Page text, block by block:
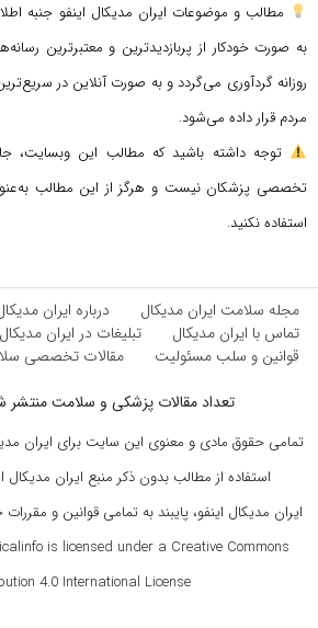
مطالب و موضوعات ایران مدیکال اینفو جنبه
به صورت خودکار از پربازدیدترین و معتبرترین
روزانه گردآوری می‌گردد و به صورت آنلاین در
مردم قرار داده می‌شود.
توجه داشته باشید که مطالب این وبسایت،
تخصصی پزشکان نیست و هرگز از این مطالب
استفاده نکنید.
مجله سلامت ایران مدیکال
درباره ایران
تماس با ایران مدیکال
تبلیغات در ایران مدیکال
قوانین و سلب مسئولیت
مقالات تخصصی
تعداد مقالات پزشکی و سلامت منتشر شده
تمامی حقوق مادی و معنوی این سایت برای ایران
استفاده از مطالب بدون ذکر منبع ایران مدیکال
ایران مدیکال اینفو، پایبند به تمامی قوانین و
is licensed under a Creative Commons
4.0 International License ©️